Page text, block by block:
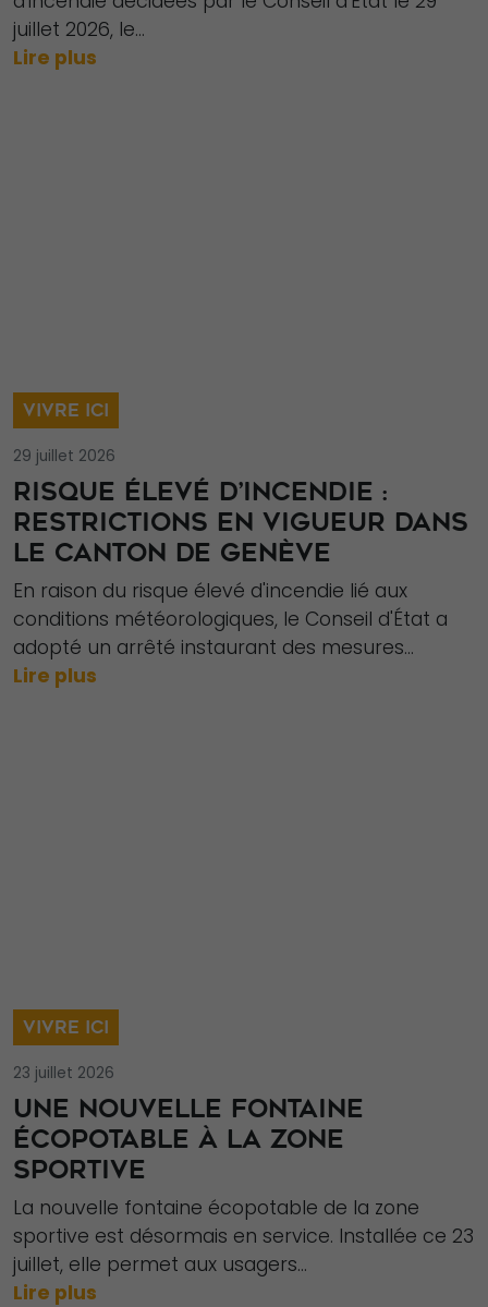
juillet 2026, le...
Lire plus
VIVRE ICI
29 juillet 2026
RISQUE ÉLEVÉ D’INCENDIE :
RESTRICTIONS EN VIGUEUR DANS
LE CANTON DE GENÈVE
En raison du risque élevé d'incendie lié aux
conditions météorologiques, le Conseil d'État a
adopté un arrêté instaurant des mesures...
Lire plus
VIVRE ICI
23 juillet 2026
UNE NOUVELLE FONTAINE
ÉCOPOTABLE À LA ZONE
SPORTIVE
La nouvelle fontaine écopotable de la zone
sportive est désormais en service. Installée ce 23
juillet, elle permet aux usagers...
Lire plus